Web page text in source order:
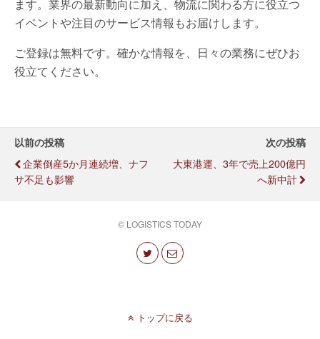
ます。業界の最新動向に加え、物流に関わる方に役立つ
イベントや注目のサービス情報もお届けします。
ご登録は無料です。確かな情報を、日々の業務にぜひお
役立てください。
以前の投稿
企業倒産5か月連続増、ナフ
サ不足も影響
次の投稿
大東港運、3年で売上200億円
へ新中計
© LOGISTICS TODAY
トップに戻る